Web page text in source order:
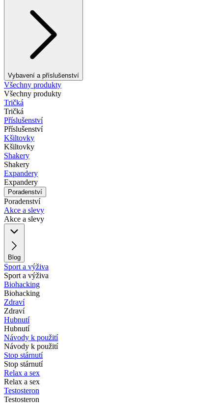
Vybavení a příslušenství
Všechny produkty
Všechny produkty
Tričká
Tričká
Příslušenství
Příslušenství
Kšiltovky
Kšiltovky
Shakery
Shakery
Expandery
Expandery
Poradenství
Poradenství
Akce a slevy
Akce a slevy
Blog
Sport a výživa
Sport a výživa
Biohacking
Biohacking
Zdraví
Zdraví
Hubnutí
Hubnutí
Návody k použití
Návody k použití
Stop stárnutí
Stop stárnutí
Relax a sex
Relax a sex
Testosteron
Testosteron